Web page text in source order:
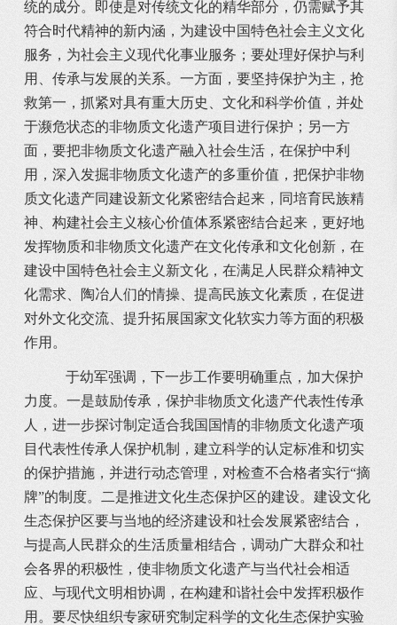
统的成分。即使是对传统文化的精华部分，仍需赋予其
符合时代精神的新内涵，为建设中国特色社会主义文化
服务，为社会主义现代化事业服务；要处理好保护与利
用、传承与发展的关系。一方面，要坚持保护为主，抢
救第一，抓紧对具有重大历史、文化和科学价值，并处
于濒危状态的非物质文化遗产项目进行保护；另一方
面，要把非物质文化遗产融入社会生活，在保护中利
用，深入发掘非物质文化遗产的多重价值，把保护非物
质文化遗产同建设新文化紧密结合起来，同培育民族精
神、构建社会主义核心价值体系紧密结合起来，更好地
发挥物质和非物质文化遗产在文化传承和文化创新，在
建设中国特色社会主义新文化，在满足人民群众精神文
化需求、陶冶人们的情操、提高民族文化素质，在促进
对外文化交流、提升拓展国家文化软实力等方面的积极
作用。
于幼军强调，下一步工作要明确重点，加大保护
力度。一是鼓励传承，保护非物质文化遗产代表性传承
人，进一步探讨制定适合我国国情的非物质文化遗产项
目代表性传承人保护机制，建立科学的认定标准和切实
的保护措施，并进行动态管理，对检查不合格者实行“摘
牌”的制度。二是推进文化生态保护区的建设。建设文化
生态保护区要与当地的经济建设和社会发展紧密结合，
与提高人民群众的生活质量相结合，调动广大群众和社
会各界的积极性，使非物质文化遗产与当代社会相适
应、与现代文明相协调，在构建和谐社会中发挥积极作
用。要尽快组织专家研究制定科学的文化生态保护实验